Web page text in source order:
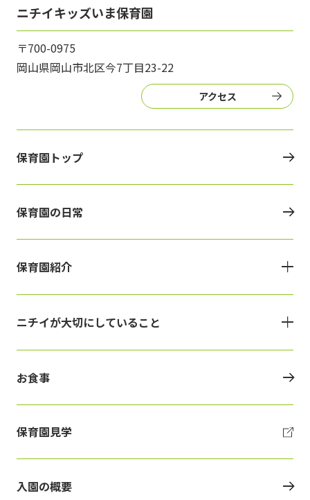
ニチイキッズいま保育園
〒700-0975
岡山県岡山市北区今7丁目23-22
アクセス
保育園トップ
保育園の日常
保育園紹介
ニチイが大切にしていること
お食事
保育園見学
入園の概要